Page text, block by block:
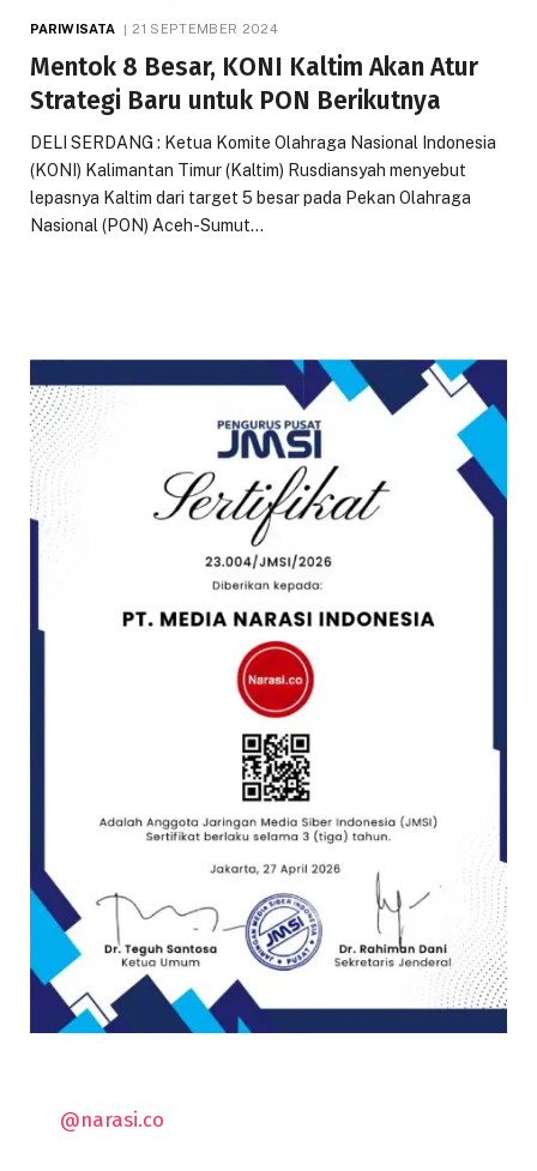
PARIWISATA 21 SEPTEMBER 2024
Mentok 8 Besar, KONI Kaltim Akan Atur
Strategi Baru untuk PON Berikutnya
DELI SERDANG : Ketua Komite Olahraga Nasional Indonesia
(KONI) Kalimantan Timur (Kaltim) Rusdiansyah menyebut
lepasnya Kaltim dari target 5 besar pada Pekan Olahraga
Nasional (PON) Aceh-Sumut…
@narasi.co